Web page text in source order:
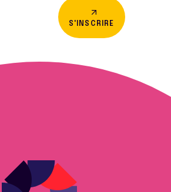
S'INSCRIRE